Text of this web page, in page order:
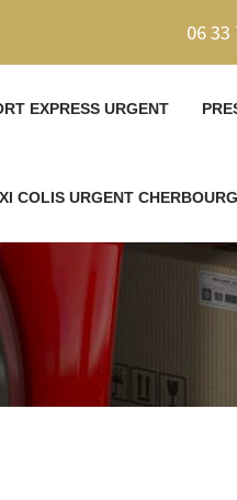
06 33
EXPRESS URGENT
COLIS URGENT CHERBOURG